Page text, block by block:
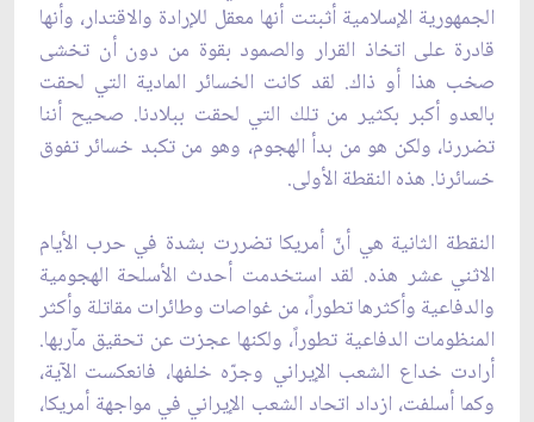
الجمهورية الإسلامية أثبتت أنها معقل للإرادة والاقتدار، وأنها
قادرة على اتخاذ القرار والصمود بقوة من دون أن تخشى
صخب هذا أو ذاك. لقد كانت الخسائر المادية التي لحقت
بالعدو أكبر بكثير من تلك التي لحقت ببلادنا. صحيح أننا
تضررنا، ولكن هو من بدأ الهجوم، وهو من تكبد خسائر تفوق
خسائرنا. هذه النقطة الأولى.
النقطة الثانية هي أنّ أمريكا تضررت بشدة في حرب الأيام
الاثني عشر هذه. لقد استخدمت أحدث الأسلحة الهجومية
والدفاعية وأكثرها تطوراً، من غواصات وطائرات مقاتلة وأكثر
المنظومات الدفاعية تطوراً، ولكنها عجزت عن تحقيق مآربها.
أرادت خداع الشعب الإيراني وجرّه خلفها، فانعكست الآية،
وكما أسلفت، ازداد اتحاد الشعب الإيراني في مواجهة أمريكا،